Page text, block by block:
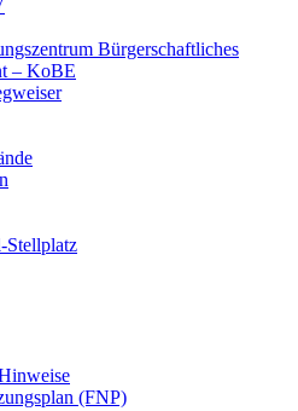
Bürgerschaftliches
– KoBE
Stellplatz
(FNP)